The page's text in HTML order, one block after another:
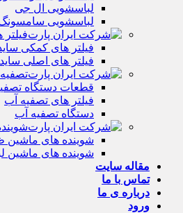
لباسشویی ال جی
لباسشویی
فیلتر های کمکی
فیلتر های اصلی
قطعات دستگاه
فیلتر های تصفیه آب
دستگاه تصفیه آب
شوینده های
شوینده های ماشین
مقاله سایت
تماس با ما
درباره ی ما
ورود